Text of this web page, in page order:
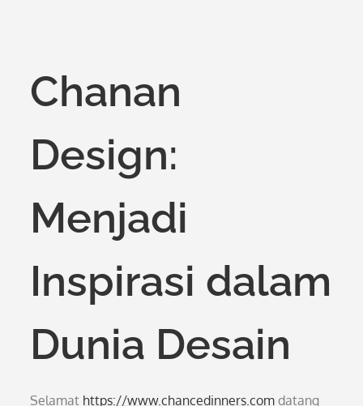
Chanan
Design:
Menjadi
Inspirasi dalam
Dunia Desain
Selamat https://www.chancedinners.com datang